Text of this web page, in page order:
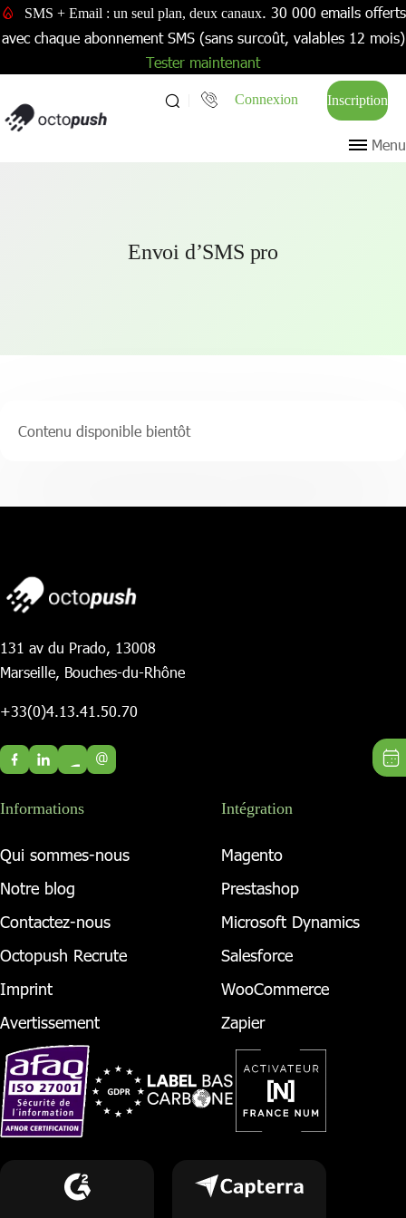
SMS + Email : un seul plan, deux canaux. 30 000 emails offerts
avec chaque abonnement SMS (sans surcoût, valables 12 mois)
Tester maintenant
Connexion Inscription
Menu
Envoi d’SMS pro
Contenu disponible bientôt
131 av du Prado, 13008
Marseille, Bouches-du-Rhône
+33(0)4.13.41.50.70
@
Informations
Qui sommes-nous
Notre blog
Contactez-nous
Octopush Recrute
Imprint
Avertissement
Intégration
Magento
Prestashop
Microsoft Dynamics
Salesforce
WooCommerce
Zapier